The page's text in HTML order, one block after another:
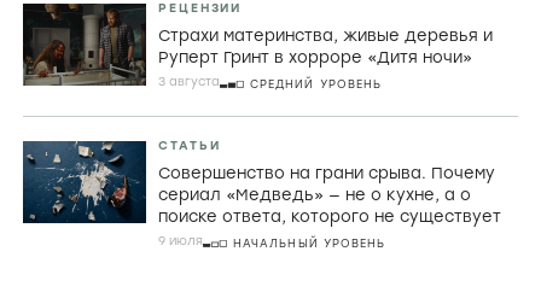
РЕЦЕНЗИИ
Страхи материнства, живые деревья и
Руперт Гринт в хорроре «Дитя ночи»
3 августа СРЕДНИЙ УРОВЕНЬ
СТАТЬИ
Совершенство на грани срыва. Почему
сериал «Медведь» — не о кухне, а о
поиске ответа, которого не существует
9 июля НАЧАЛЬНЫЙ УРОВЕНЬ